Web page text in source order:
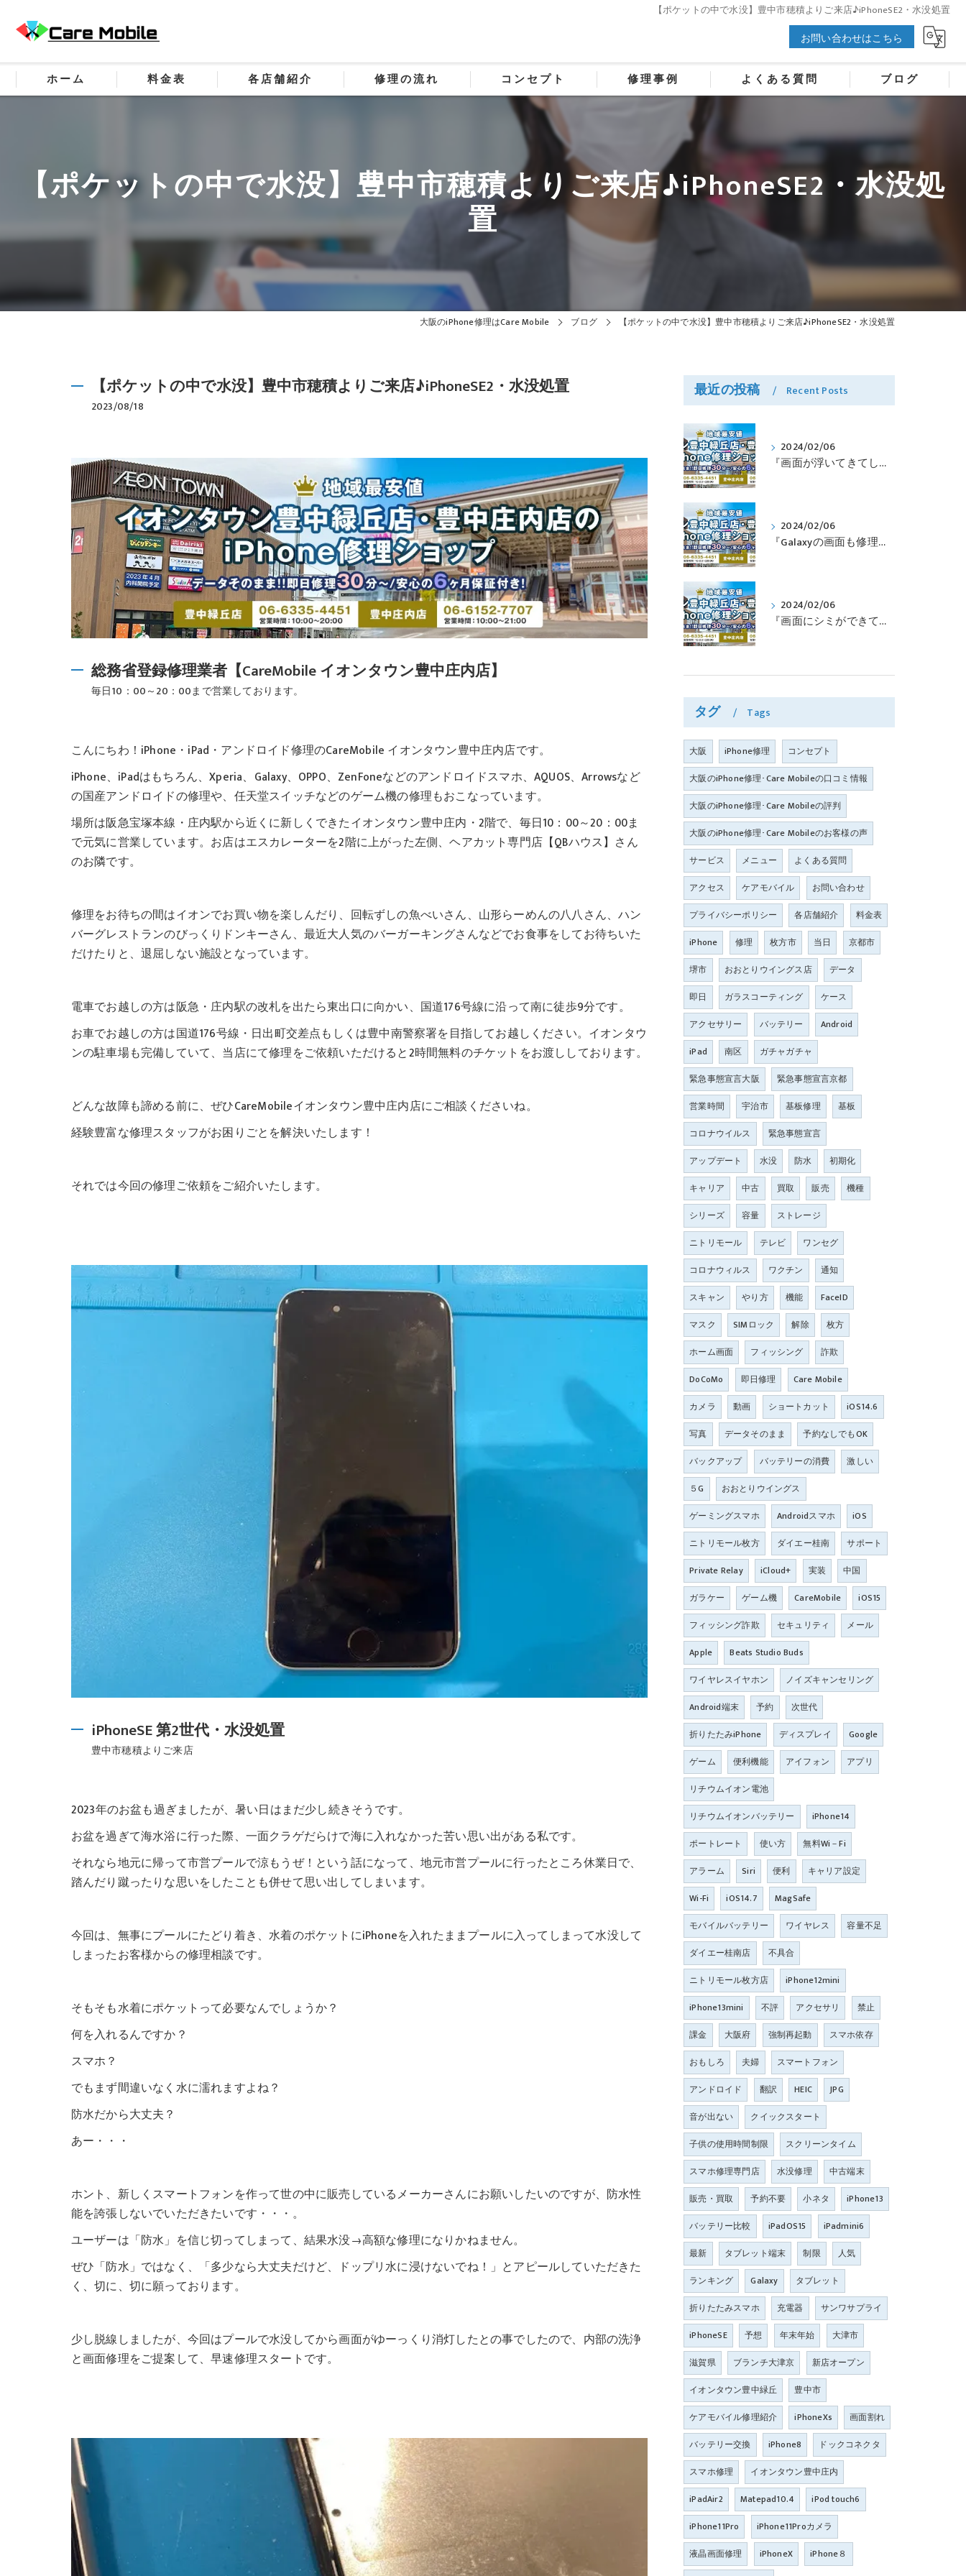
【ポケットの中で水没】豊中市穂積よりご来店♪iPhoneSE2・水没処置
お問い合わせはこちら
ホーム 料金表 各店舗紹介 修理の流れ コンセプト 修理事例 よくある質問 ブログ
【ポケットの中で水没】豊中市穂積よりご来店♪iPhoneSE2・水没処
置
大阪のiPhone修理はCare Mobile ブログ 【ポケットの中で水没】豊中市穂積よりご来店♪iPhoneSE2・水没処置
【ポケットの中で水没】豊中市穂積よりご来店♪iPhoneSE2・水没処置
2023/08/18
総務省登録修理業者【CareMobile イオンタウン豊中庄内店】
毎日10：00～20：00まで営業しております。
こんにちわ！iPhone・iPad・アンドロイド修理のCareMobile イオンタウン豊中庄内店です。
iPhone、iPadはもちろん、Xperia、Galaxy、OPPO、ZenFoneなどのアンドロイドスマホ、AQUOS、Arrowsなど
の国産アンドロイドの修理や、任天堂スイッチなどのゲーム機の修理もおこなっています。
場所は阪急宝塚本線・庄内駅から近くに新しくできたイオンタウン豊中庄内・2階で、毎日10：00～20：00ま
で元気に営業しています。お店はエスカレーターを2階に上がった左側、ヘアカット専門店【QBハウス】さん
のお隣です。
修理をお待ちの間はイオンでお買い物を楽しんだり、回転ずしの魚べいさん、山形らーめんの八八さん、ハン
バーグレストランのびっくりドンキーさん、最近大人気のバーガーキングさんなどでお食事をしてお待ちいた
だけたりと、退屈しない施設となっています。
電車でお越しの方は阪急・庄内駅の改札を出たら東出口に向かい、国道176号線に沿って南に徒歩9分です。
お車でお越しの方は国道176号線・日出町交差点もしくは豊中南警察署を目指してお越しください。イオンタウ
ンの駐車場も完備していて、当店にて修理をご依頼いただけると2時間無料のチケットをお渡ししております。
どんな故障も諦める前に、ぜひCareMobileイオンタウン豊中庄内店にご相談くださいね。
経験豊富な修理スタッフがお困りごとを解決いたします！
それでは今回の修理ご依頼をご紹介いたします。
iPhoneSE 第2世代・水没処置
豊中市穂積よりご来店
2023年のお盆も過ぎましたが、暑い日はまだ少し続きそうです。
お盆を過ぎて海水浴に行った際、一面クラゲだらけで海に入れなかった苦い思い出がある私です。
それなら地元に帰って市営プールで涼もうぜ！という話になって、地元市営プールに行ったところ休業日で、
踏んだり蹴ったりな思いをしたことも併せて思い出してしまいます。
今回は、無事にプールにたどり着き、水着のポケットにiPhoneを入れたままプールに入ってしまって水没して
しまったお客様からの修理相談です。
そもそも水着にポケットって必要なんでしょうか？
何を入れるんですか？
スマホ？
でもまず間違いなく水に濡れますよね？
防水だから大丈夫？
あー・・・
ホント、新しくスマートフォンを作って世の中に販売しているメーカーさんにお願いしたいのですが、防水性
能を誇張しないでいただきたいです・・・。
ユーザーは「防水」を信じ切ってしまって、結果水没→高額な修理になりかねません。
ぜひ「防水」ではなく、「多少なら大丈夫だけど、ドップリ水に浸けないでね！」とアピールしていただきた
く、切に、切に願っております。
少し脱線しましたが、今回はプールで水没してから画面がゆーっくり消灯したとの事でしたので、内部の洗浄
と画面修理をご提案して、早速修理スタートです。
最近の投稿 Recent Posts
2024/02/06
『画面が浮いてきてしまったPixelも修理可能？』淀川区西三国よりバッテリー交換でご来店♪【Google Pixel5】
2024/02/06
『Galaxyの画面も修理できるって本当ですか？』豊中市服部本町より画面修理でご来店♪【Galaxy Note10+】
2024/02/06
『画面にシミができてしまったのも直せますか？』豊中市南桜塚より画面修理でご来店♪【iPhone11Pro】
タグ Tags
大阪 iPhone修理
コンセプト
大阪のiPhone修理･Care Mobileの口コミ情報
大阪のiPhone修理･Care Mobileの評判
大阪のiPhone修理･Care Mobileのお客様の声
サービス
メニュー
よくある質問
アクセス
ケアモバイル
お問い合わせ
プライバシーポリシー
各店舗紹介
料金表
iPhone
修理 枚方市 当日
京都市
堺市
おおとりウイングス店
データ
即日
ガラスコーティング
ケース
アクセサリー
バッテリー
Android
iPad
南区
ガチャガチャ
緊急事態宣言大阪
緊急事態宣言京都
営業時間
宇治市 基板修理
基板
コロナウイルス
緊急事態宣言
アップデート
水没 防水
初期化
キャリア
中古 買取 販売
機種
シリーズ
容量
ストレージ
ニトリモール
テレビ
ワンセグ
コロナウィルス
ワクチン
通知
スキャン
やり方 機能
FaceID
マスク
SIMロック 解除
枚方
ホーム画面
フィッシング
詐欺
DoCoMo
即日修理
Care Mobile
カメラ
動画 ショートカット
iOS14.6
写真
データそのまま
予約なしでもOK
バックアップ
バッテリーの消費
激しい
５G
おおとりウイングス
ゲーミングスマホ
Androidスマホ
iOS
ニトリモール枚方
ダイエー桂南
サポート
Private Relay
iCloud+ 実装
中国
ガラケー
ゲーム機 CareMobile
iOS15
フィッシング詐欺
セキュリティ
メール
Apple
Beats Studio Buds
ワイヤレスイヤホン
ノイズキャンセリング
Android端末
予約
次世代
折りたたみiPhone
ディスプレイ
Google
ゲーム
便利機能 アイフォン
アプリ
リチウムイオン電池
リチウムイオンバッテリー
iPhone14
ポートレート
使い方
無料Wi－Fi
アラーム
Siri 便利
キャリア設定
Wi-Fi
iOS14.7
MagSafe
モバイルバッテリー
ワイヤレス
容量不足
ダイエー桂南店
不具合
ニトリモール枚方店
iPhone12mini
iPhone13mini
不評 アクセサリ
禁止
課金
大阪府 強制再起動
スマホ依存
おもしろ
夫婦
スマートフォン
アンドロイド
翻訳 HEIC
JPG
音が出ない
クイックスタート
子供の使用時間制限
スクリーンタイム
スマホ修理専門店
水没修理
中古端末
販売・買取
予約不要 小ネタ
iPhone13
バッテリー比較
iPadOS15
iPadmini6
最新
タブレット端末 制限
人気
ランキング
Galaxy
タブレット
折りたたみスマホ
充電器
サンワサプライ
iPhoneSE
予想 年末年始
大津市
滋賀県
ブランチ大津京
新店オープン
イオンタウン豊中緑丘
豊中市
ケアモバイル修理紹介
iPhoneXs
画面割れ
バッテリー交換
iPhone8
ドックコネクタ
スマホ修理
イオンタウン豊中庄内
iPadAir2
Matepad10.4
iPod touch6
iPhone11Pro
iPhone11Proカメラ
液晶画面修理
iPhoneX
iPhone８